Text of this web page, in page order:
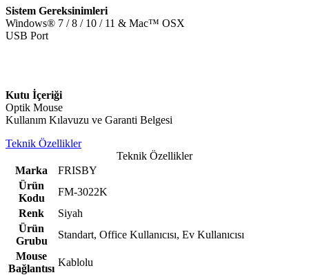
Sistem Gereksinimleri
Windows® 7 / 8 / 10 / 11 & Mac™ OSX
USB Port
Kutu İçeriği
Optik Mouse
Kullanım Kılavuzu ve Garanti Belgesi
Teknik Özellikler
Teknik Özellikler
Marka
FRISBY
Ürün
Kodu
FM-3022K
Renk
Siyah
Ürün
Grubu
Standart, Office Kullanıcısı, Ev Kullanıcısı
Mouse
Bağlantısı
Kablolu